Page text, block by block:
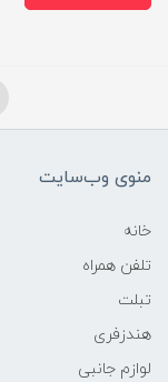
منوی وب‌سایت
خانه
تلفن همراه
تبلت
هندزفری
لوازم جانبی